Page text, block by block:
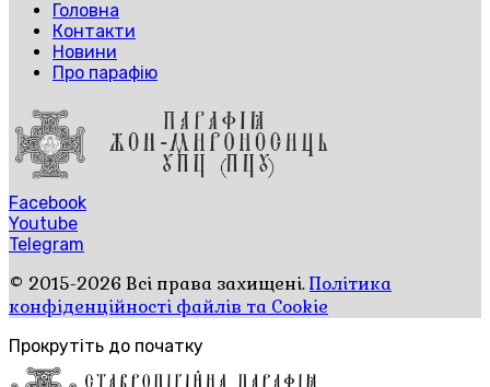
Головна
Контакти
Новини
Про парафію
Facebook
Youtube
Telegram
© 2015-2026 Всі права захищені.Політика
конфіденційності файлів та Cookie
Прокрутіть до початку